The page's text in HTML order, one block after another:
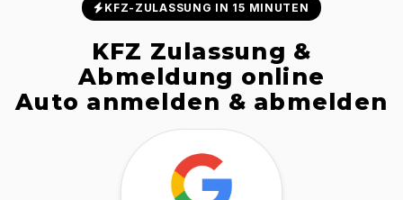
KFZ-ZULASSUNG IN 15 MINUTEN
KFZ Zulassung &
Abmeldung online
Auto anmelden & abmelden